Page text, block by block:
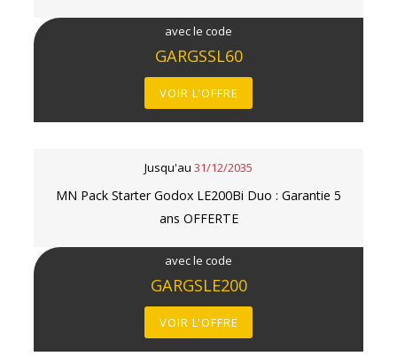
avec le code
GARGSSL60
VOIR L'OFFRE
Jusqu'au 31/12/2035
MN Pack Starter Godox LE200Bi Duo : Garantie 5
ans OFFERTE
avec le code
GARGSLE200
VOIR L'OFFRE